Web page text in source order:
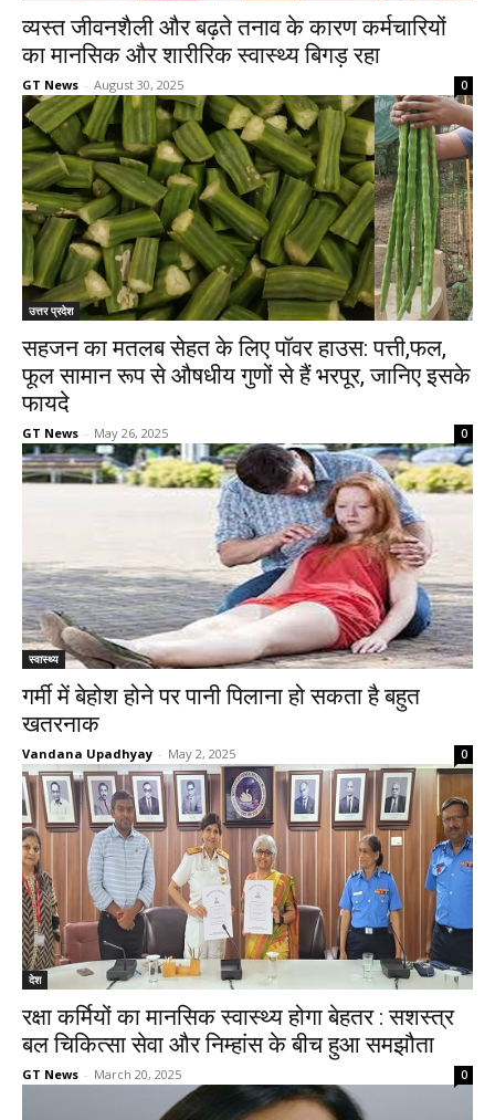
व्यस्त जीवनशैली और बढ़ते तनाव के कारण कर्मचारियों
का मानसिक और शारीरिक स्वास्थ्य बिगड़ रहा
GT News - August 30, 2025 0
उत्तर प्रदेश
सहजन का मतलब सेहत के लिए पॉवर हाउस: पत्ती,फल,
फूल सामान रूप से औषधीय गुणों से हैं भरपूर, जानिए इसके
फायदे
GT News - May 26, 2025 0
स्वास्थ्य
गर्मी में बेहोश होने पर पानी पिलाना हो सकता है बहुत
खतरनाक
Vandana Upadhyay - May 2, 2025 0
देश
रक्षा कर्मियों का मानसिक स्वास्थ्य होगा बेहतर : सशस्त्र
बल चिकित्सा सेवा और निम्हांस के बीच हुआ समझौता
GT News - March 20, 2025 0